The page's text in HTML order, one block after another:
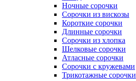
Ночные сорочки
Сорочки из вискозы
Короткие сорочки
Длинные сорочки
Сорочки из хлопка
Шелковые сорочки
Атласные сорочки
Сорочки с кружевами
Трикотажные сорочки